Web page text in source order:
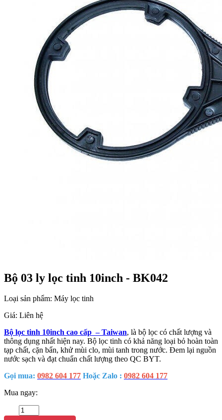
Bộ 03 ly lọc tinh 10inch - BK042
Loại sản phẩm: Máy lọc tinh
Giá: Liên hệ
Bộ lọc tinh 10inch cao cấp – Taiwan, là bộ lọc có chất lượng và
thông dụng nhất hiện nay. Bộ lọc tinh có khả năng loại bỏ hoàn toàn
tạp chất, cặn bẩn, khử mùi clo, mùi tanh trong nước. Đem lại nguồn
nước sạch và đạt chuẩn chất lượng theo QC BYT.
Gọi mua: 0982 604 177 Hoặc Zalo : 0982 604 177
Mua ngay: